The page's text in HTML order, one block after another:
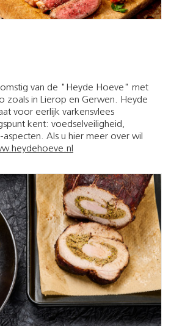
van de "Heyde Hoeve" met
zoals in Lierop en Gerwen. Heyde
voor eerlijk varkensvlees
kent: voedselveiligheid,
Als u hier meer over wil